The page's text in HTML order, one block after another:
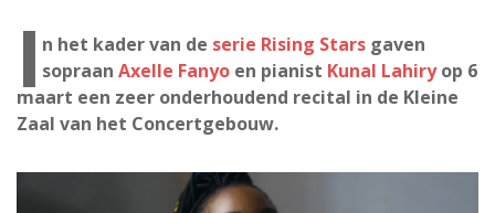
I n het kader van de serie Rising Stars gaven
sopraan Axelle Fanyo en pianist Kunal Lahiryop 6
maart een zeer onderhoudend recital in de Kleine
Zaal van het Concertgebouw.